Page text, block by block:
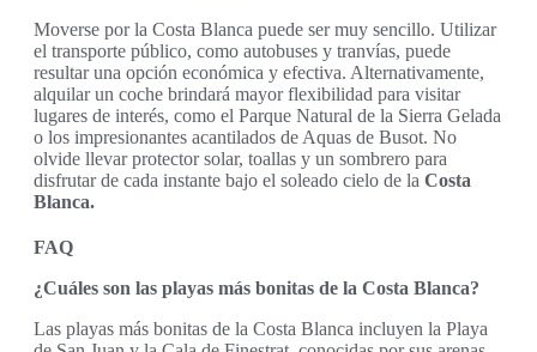
Moverse por la Costa Blanca puede ser muy sencillo. Utilizar
el transporte público, como autobuses y tranvías, puede
resultar una opción económica y efectiva. Alternativamente,
alquilar un coche brindará mayor flexibilidad para visitar
lugares de interés, como el Parque Natural de la Sierra Gelada
o los impresionantes acantilados de Aquas de Busot. No
olvide llevar protector solar, toallas y un sombrero para
disfrutar de cada instante bajo el soleado cielo de la Costa
Blanca.
FAQ
¿Cuáles son las playas más bonitas de la Costa Blanca?
Las playas más bonitas de la Costa Blanca incluyen la Playa